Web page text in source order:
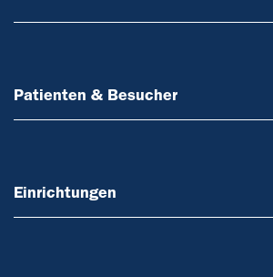
Patienten & Besucher
Einrichtungen